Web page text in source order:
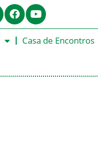
Casa de Encontros